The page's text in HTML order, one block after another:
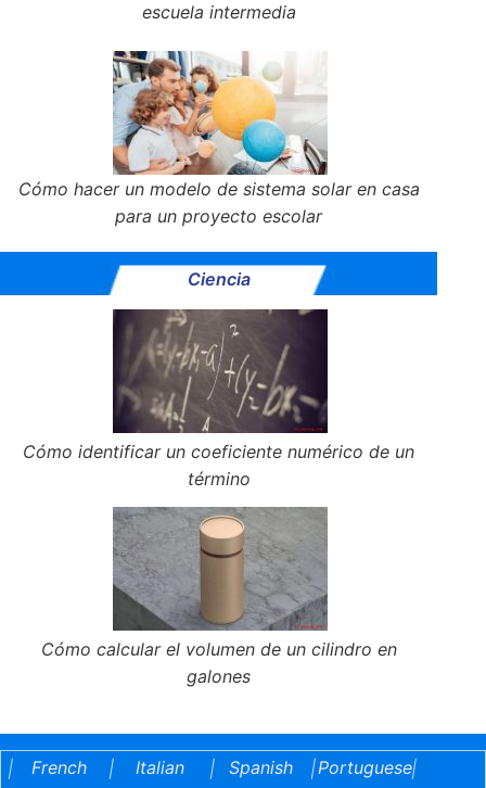
escuela intermedia
Cómo hacer un modelo de sistema solar en casa
para un proyecto escolar
Ciencia
Cómo identificar un coeficiente numérico de un
término
Cómo calcular el volumen de un cilindro en
galones
| French | Italian | Spanish |Portuguese|